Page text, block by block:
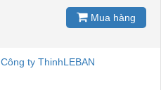
Mua hàng
Công ty ThinhLEBAN